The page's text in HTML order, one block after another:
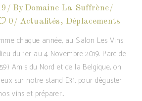
By Domaine La Suffrène
0 Actualités, Déplacements
chaque année, au Salon Les Vins
du 1er au 4 Novembre 2019. Parc de
Amis du Nord et de la Belgique, on
sur notre stand E31, pour déguster
vins et préparer